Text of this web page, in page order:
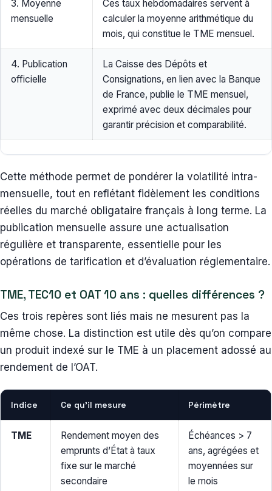
3. Moyenne
mensuelle
Ces taux hebdomadaires servent à
calculer la moyenne arithmétique du
mois, qui constitue le TME mensuel.
4. Publication
officielle
La Caisse des Dépôts et
Consignations, en lien avec la Banque
de France, publie le TME mensuel,
exprimé avec deux décimales pour
garantir précision et comparabilité.
Cette méthode permet de pondérer la volatilité intra-
mensuelle, tout en reflétant fidèlement les conditions
réelles du marché obligataire français à long terme. La
publication mensuelle assure une actualisation
régulière et transparente, essentielle pour les
opérations de tarification et d’évaluation réglementaire.
TME, TEC10 et OAT 10 ans : quelles différences ?
Ces trois repères sont liés mais ne mesurent pas la
même chose. La distinction est utile dès qu’on compare
un produit indexé sur le TME à un placement adossé au
rendement de l’OAT.
Indice Ce qu’il mesure Périmètre
TME
Rendement moyen des
emprunts d’État à taux
fixe sur le marché
secondaire
Échéances > 7
ans, agrégées et
moyennées sur
le mois